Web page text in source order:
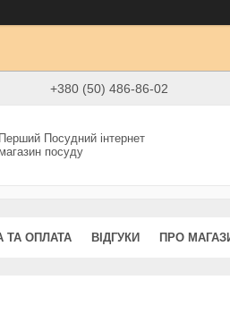
+380 (50) 486-86-02
Перший Посудний інтернет
магазин посуду
ТА ОПЛАТА ВІДГУКИ ПРО